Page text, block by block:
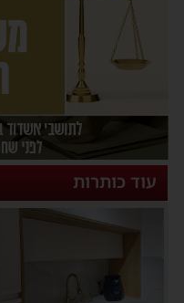
עוד כותרות